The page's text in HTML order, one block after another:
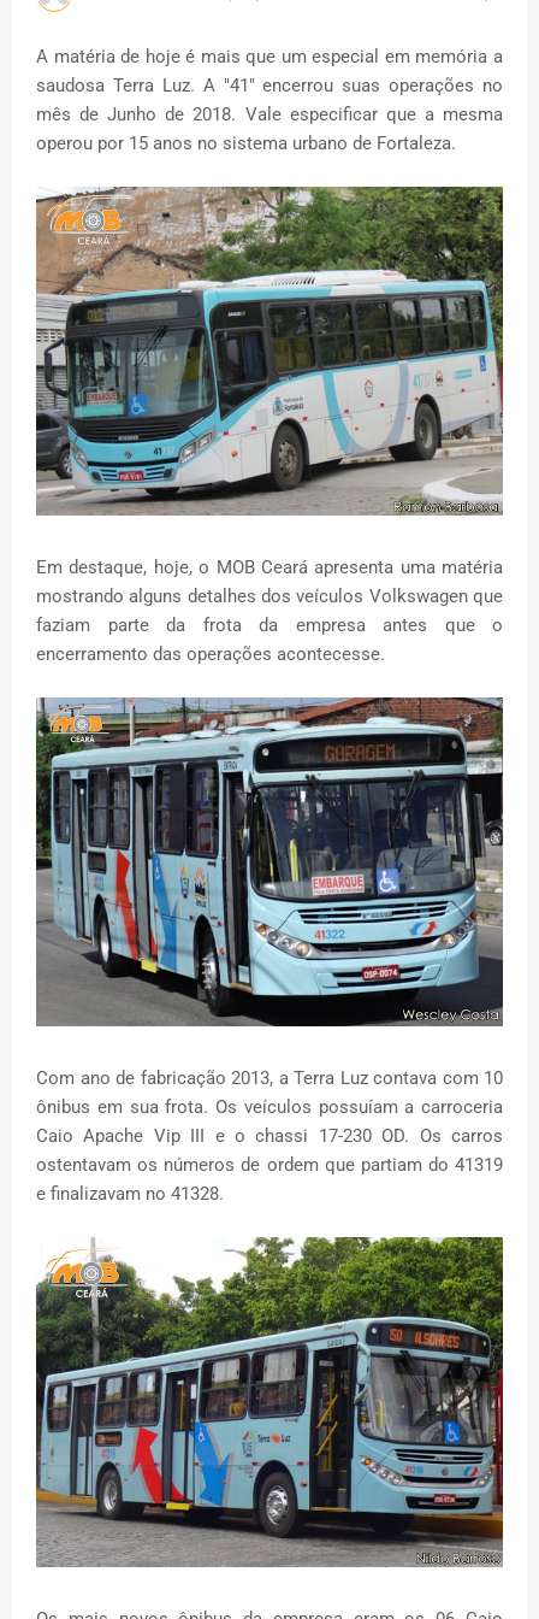
A matéria de hoje é mais que um especial em memória a
saudosa Terra Luz. A "41" encerrou suas operações no
mês de Junho de 2018. Vale especificar que a mesma
operou por 15 anos no sistema urbano de Fortaleza.
Em destaque, hoje, o MOB Ceará apresenta uma matéria
mostrando alguns detalhes dos veículos Volkswagen que
faziam parte da frota da empresa antes que o
encerramento das operações acontecesse.
Com ano de fabricação 2013, a Terra Luz contava com 10
ônibus em sua frota. Os veículos possuíam a carroceria
Caio Apache Vip III e o chassi 17-230 OD. Os carros
ostentavam os números de ordem que partiam do 41319
e finalizavam no 41328.